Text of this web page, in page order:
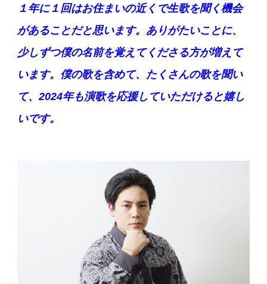
１年に１回はお住まいの近くで生歌を聞く機会
があることだと思います。ありがたいことに、
少しずつ僕の名前を覚えてくださる方が増えて
います。僕の歌を含めて、たくさんの歌を聞い
て、2024年も演歌を応援していただけると嬉し
いです。